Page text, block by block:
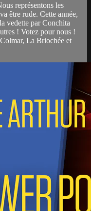
représentons les
être rude. Cette année,
vedette par Conchita
! Votez pour nous !
La Briochée et